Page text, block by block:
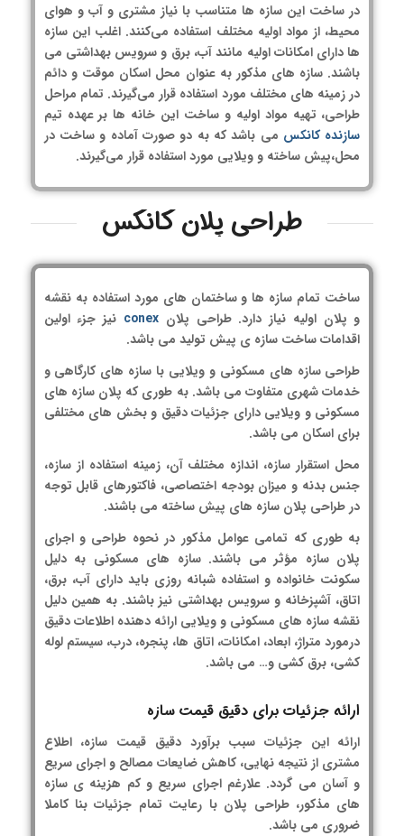
در ساخت این سازه ها متناسب با نیاز مشتری و آب و هوای
محیط، از مواد اولیه مختلف استفاده می‌کنند. اغلب این سازه
ها دارای امکانات اولیه مانند آب، برق و سرویس بهداشتی می
باشند. سازه های مذکور به عنوان محل اسکان موقت و دائم
در زمینه های مختلف مورد استفاده قرار می‌گیرند. تمام مراحل
طراحی، تهیه مواد اولیه و ساخت این خانه ها بر عهده تیم
سازنده کانکس می باشد که به دو صورت آماده و ساخت در
محل،پیش ساخته و ویلایی مورد استفاده قرار می‌گیرند.
طراحی پلان کانکس
ساخت تمام سازه ها و ساختمان های مورد استفاده به نقشه
و پلان اولیه نیاز دارد. طراحی پلانconex نیز جزء اولین
اقدامات ساخت سازه ی پیش تولید می باشد.
طراحی سازه های مسکونی و ویلایی با سازه های کارگاهی و
خدمات شهری متفاوت می باشد. به طوری که پلان سازه های
مسکونی و ویلایی دارای جزئیات دقیق و بخش های مختلفی
برای اسکان می باشد.
محل استقرار سازه، اندازه مختلف آن، زمینه استفاده از سازه،
جنس بدنه و میزان بودجه اختصاصی، فاکتورهای قابل توجه
در طراحی پلان سازه های پیش ساخته می باشند.
به طوری که تمامی عوامل مذکور در نحوه طراحی و اجرای
پلان سازه مؤثر می باشند. سازه های مسکونی به دلیل
سکونت خانواده و استفاده شبانه روزی باید دارای آب، برق،
اتاق، آشپزخانه و سرویس بهداشتی نیز باشند. به همین دلیل
نقشه سازه های مسکونی و ویلایی ارائه دهنده اطلاعات دقیق
درمورد متراژ، ابعاد، امکانات، اتاق ها، پنجره، درب، سیستم لوله
کشی، برق کشی و… می باشد.
ارائه جزئیات برای دقیق قیمت سازه
ارائه این جزئیات سبب برآورد دقیق قیمت سازه، اطلاع
مشتری از نتیجه نهایی، کاهش ضایعات مصالح و اجرای سریع
و آسان می گردد. علارغم اجرای سریع و کم هزینه ی سازه
های مذکور، طراحی پلان با رعایت تمام جزئیات بنا کاملا
ضروری می باشد.